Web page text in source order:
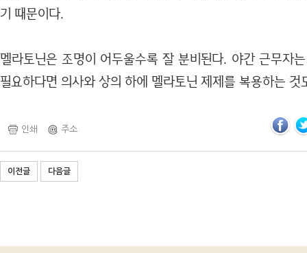
기 때문이다.
멜라토닌은 조명이 어두울수록 잘 분비된다. 야간 근무자
필요하다면 의사와 상의 하에 멜라토닌 제제를 복용하는 것
인쇄 주소
이전글 다음글